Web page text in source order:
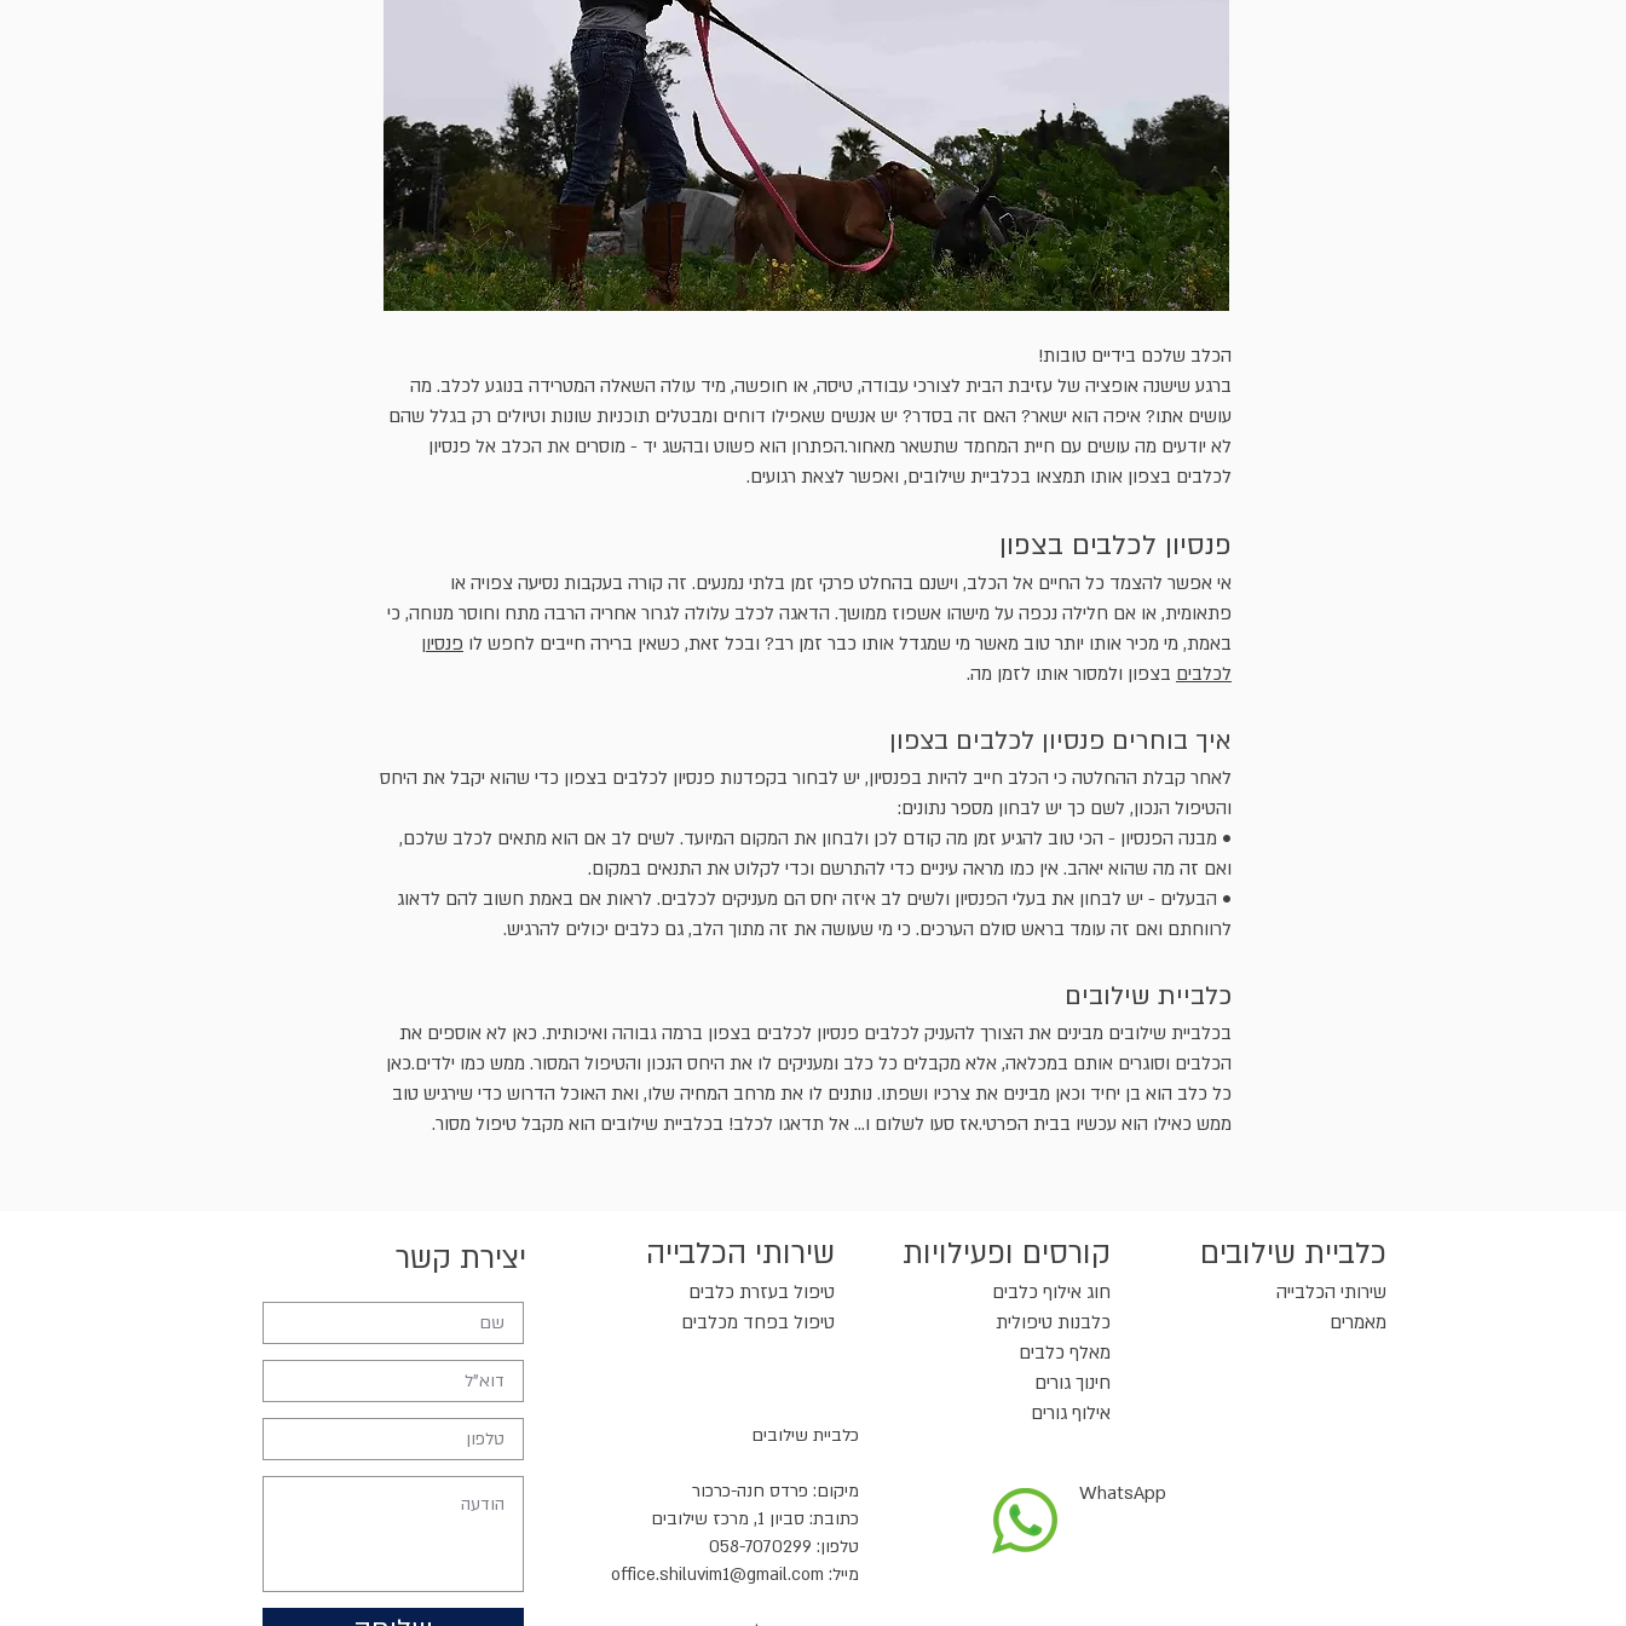
הכלב שלכם בידיים טובות!
ברגע שישנה אופציה של עזיבת הבית לצורכי עבודה, טיסה, או חופשה, מיד עולה השאלה המטרידה בנוגע לכלב. מה
עושים אתו? איפה הוא ישאר? האם זה בסדר? יש אנשים שאפילו דוחים ומבטלים תוכניות שונות וטיולים רק בגלל שהם
לא יודעים מה עושים עם חיית המחמד שתשאר מאחור.הפתרון הוא פשוט ובהשג יד - מוסרים את הכלב אל פנסיון
לכלבים בצפון אותו תמצאו בכלביית שילובים, ואפשר לצאת רגועים.
פנסיון לכלבים בצפון
אי אפשר להצמד כל החיים אל הכלב, וישנם בהחלט פרקי זמן בלתי נמנעים. זה קורה בעקבות נסיעה צפויה או
פתאומית, או אם חלילה נכפה על מישהו אשפוז ממושך. הדאגה לכלב עלולה לגרור אחריה הרבה מתח וחוסר מנוחה, כי
באמת, מי מכיר אותו יותר טוב מאשר מי שמגדל אותו כבר זמן רב? ובכל זאת, כשאין ברירה חייבים לחפש לו פנסיון
לכלבים בצפון ולמסור אותו לזמן מה.
איך בוחרים פנסיון לכלבים בצפון
לאחר קבלת ההחלטה כי הכלב חייב להיות בפנסיון, יש לבחור בקפדנות פנסיון לכלבים בצפון כדי שהוא יקבל את היחס
והטיפול הנכון, לשם כך יש לבחון מספר נתונים:
• מבנה הפנסיון - הכי טוב להגיע זמן מה קודם לכן ולבחון את המקום המיועד. לשים לב אם הוא מתאים לכלב שלכם,
ואם זה מה שהוא יאהב. אין כמו מראה עיניים כדי להתרשם וכדי לקלוט את התנאים במקום.
• הבעלים - יש לבחון את בעלי הפנסיון ולשים לב איזה יחס הם מעניקים לכלבים. לראות אם באמת חשוב להם לדאוג
לרווחתם ואם זה עומד בראש סולם הערכים. כי מי שעושה את זה מתוך הלב, גם כלבים יכולים להרגיש.
כלביית שילובים
בכלביית שילובים מבינים את הצורך להעניק לכלבים פנסיון לכלבים בצפון ברמה גבוהה ואיכותית. כאן לא אוספים את
הכלבים וסוגרים אותם במכלאה, אלא מקבלים כל כלב ומעניקים לו את היחס הנכון והטיפול המסור. ממש כמו ילדים.כאן
כל כלב הוא בן יחיד וכאן מבינים את צרכיו ושפתו. נותנים לו את מרחב המחיה שלו, ואת האוכל הדרוש כדי שירגיש טוב
ממש כאילו הוא עכשיו בבית הפרטי.אז סעו לשלום ו... אל תדאגו לכלב! בכלביית שילובים הוא מקבל טיפול מסור.
יצירת קשר שירותי הכלבייה
טיפול בעזרת כלבים
טיפול בפחד מכלבים
קורסים ופעילויות
חוג אילוף כלבים
כלבנות טיפולית
מאלף כלבים
חינוך גורים
אילוף גורים
כלביית שילובים
שירותי הכלבייה
מאמרים
כלביית שילובים
מיקום: פרדס חנה-כרכור
כתובת: סביון 1, מרכז שילובים
טלפון: 058-7070299
מייל: office.shiluvim1@gmail.com
WhatsApp